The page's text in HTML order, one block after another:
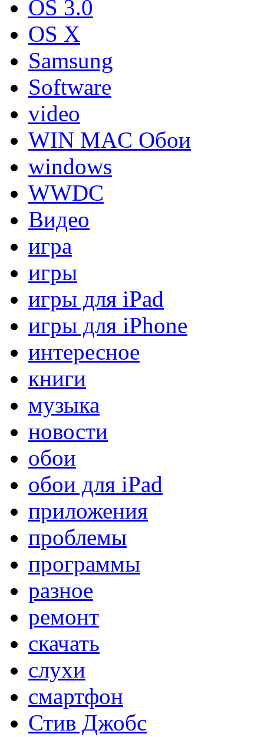
OS 3.0
OS X
Samsung
Software
video
WIN MAC Обои
windows
WWDC
Видео
игра
игры
игры для iPad
игры для iPhone
интересное
книги
музыка
новости
обои
обои для iPad
приложения
проблемы
программы
разное
ремонт
скачать
слухи
смартфон
Стив Джобс